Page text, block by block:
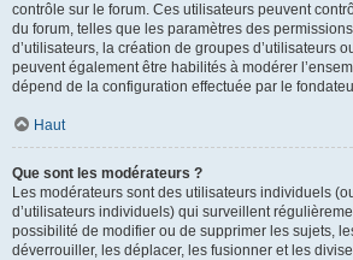
contrôle sur le forum. Ces utilisateurs peuvent
du forum, telles que les paramètres des
d’utilisateurs, la création de groupes d’utilisateurs
peuvent également être habilités à modérer
dépend de la configuration effectuée par le
Haut
Que sont les modérateurs ?
Les modérateurs sont des utilisateurs individuels
d’utilisateurs individuels) qui surveillent
possibilité de modifier ou de supprimer les sujets,
déverrouiller, les déplacer, les fusionner et les